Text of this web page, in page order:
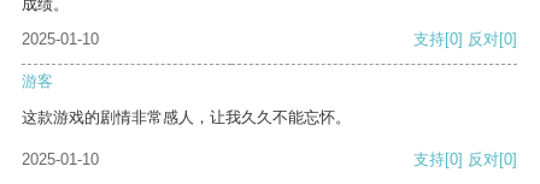
成绩。
2025-01-10
支持[0] 反对[0]
游客
这款游戏的剧情非常感人，让我久久不能忘怀。
2025-01-10 支持[0] 反对[0]